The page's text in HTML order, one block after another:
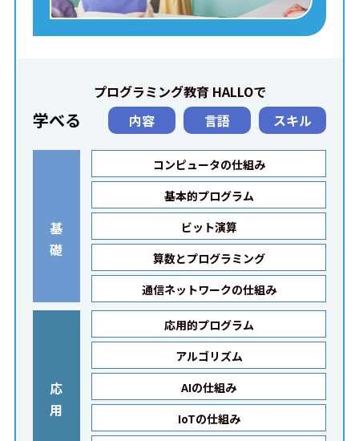
プログラミング教育 HALLOで
学べる 内容 言語 スキル
基
礎
コンピュータの仕組み
基本的プログラム
ビット演算
算数とプログラミング
通信ネットワークの仕組み
応
用
応用的プログラム
アルゴリズム
AIの仕組み
IoTの仕組み